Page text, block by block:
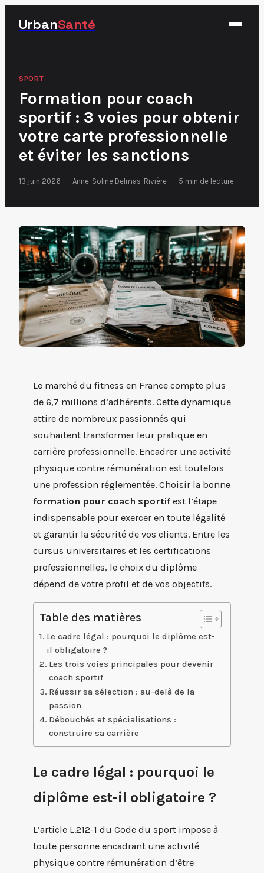
UrbanSanté
Nutrition
Santé
Sport
SPORT
Formation pour coach
sportif : 3 voies pour obtenir
votre carte professionnelle
et éviter les sanctions
13 juin 2026 · Anne-Soline Delmas-Rivière · 5 min de lecture
Le marché du fitness en France compte plus
de 6,7 millions d’adhérents. Cette dynamique
attire de nombreux passionnés qui
souhaitent transformer leur pratique en
carrière professionnelle. Encadrer une activité
physique contre rémunération est toutefois
une profession réglementée. Choisir la bonne
formation pour coach sportif est l’étape
indispensable pour exercer en toute légalité
et garantir la sécurité de vos clients. Entre les
cursus universitaires et les certifications
professionnelles, le choix du diplôme
dépend de votre profil et de vos objectifs.
Table des matières
Le cadre légal : pourquoi le diplôme est-
il obligatoire ?
Les trois voies principales pour devenir
coach sportif
Réussir sa sélection : au-delà de la
passion
Débouchés et spécialisations :
construire sa carrière
Le cadre légal : pourquoi le
diplôme est-il obligatoire ?
L’article L.212-1 du Code du sport impose à
toute personne encadrant une activité
physique contre rémunération d’être